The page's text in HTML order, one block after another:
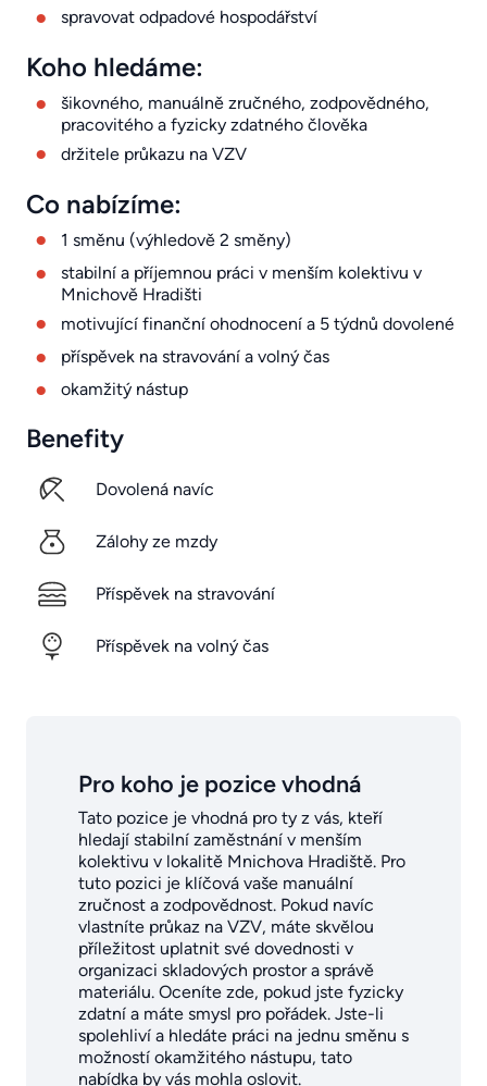
spravovat odpadové hospodářství
Koho hledáme:
šikovného, manuálně zručného, zodpovědného,
pracovitého a fyzicky zdatného člověka
držitele průkazu na VZV
Co nabízíme:
1 směnu (výhledově 2 směny)
stabilní a příjemnou práci v menším kolektivu v
Mnichově Hradišti
motivující finanční ohodnocení a 5 týdnů dovolené
příspěvek na stravování a volný čas
okamžitý nástup
Benefity
Dovolená navíc
Zálohy ze mzdy
Příspěvek na stravování
Příspěvek na volný čas
Pro koho je pozice vhodná
Tato pozice je vhodná pro ty z vás, kteří
hledají stabilní zaměstnání v menším
kolektivu v lokalitě Mnichova Hradiště. Pro
tuto pozici je klíčová vaše manuální
zručnost a zodpovědnost. Pokud navíc
vlastníte průkaz na VZV, máte skvělou
příležitost uplatnit své dovednosti v
organizaci skladových prostor a správě
materiálu. Oceníte zde, pokud jste fyzicky
zdatní a máte smysl pro pořádek. Jste-li
spolehliví a hledáte práci na jednu směnu s
možností okamžitého nástupu, tato
nabídka by vás mohla oslovit.